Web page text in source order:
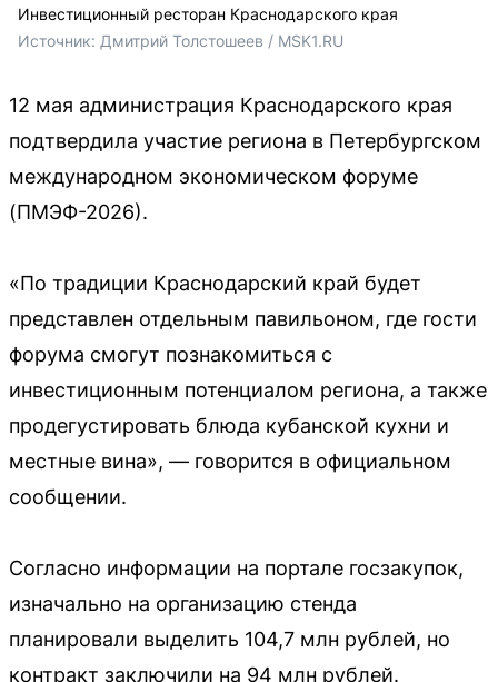
Инвестиционный ресторан Краснодарского края
Источник: Дмитрий Толстошеев / MSK1.RU
12 мая администрация Краснодарского края
подтвердила участие региона в Петербургском
международном экономическом форуме
(ПМЭФ-2026).
«По традиции Краснодарский край будет
представлен отдельным павильоном, где гости
форума смогут познакомиться с
инвестиционным потенциалом региона, а также
продегустировать блюда кубанской кухни и
местные вина», — говорится в официальном
сообщении.
Согласно информации на портале госзакупок,
изначально на организацию стенда
планировали выделить 104,7 млн рублей, но
контракт заключили на 94 млн рублей.